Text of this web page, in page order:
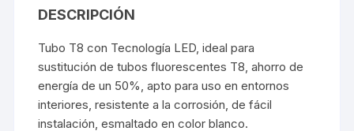
DESCRIPCIÓN
Tubo T8 con Tecnología LED, ideal para
sustitución de tubos fluorescentes T8, ahorro de
energía de un 50%, apto para uso en entornos
interiores, resistente a la corrosión, de fácil
instalación, esmaltado en color blanco.